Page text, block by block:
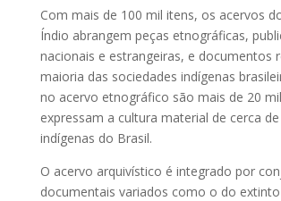
Com mais de 100 mil itens, os acervos
Índio abrangem peças etnográficas,
nacionais e estrangeiras, e documentos
maioria das sociedades indígenas
no acervo etnográfico são mais de 20
expressam a cultura material de cerca
indígenas do Brasil.
O acervo arquivístico é integrado por
documentais variados como o do